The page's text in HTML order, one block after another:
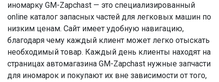
иномарку GM-Zapchast — это специализированный
online каталог запасных частей для легковых машин по
низким ценам. Сайт имеет удобную навигацию,
благодаря чему каждый клиент может легко отыскать
необходимый товар. Каждый день клиенты находят на
страницах автомагазина GM-Zapchast нужные запчасти
для иномарок и покупают их вне зависимости от того,